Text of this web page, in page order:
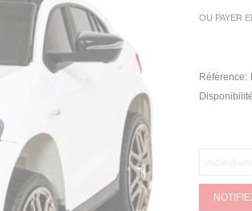
OU PAYER
Référence: